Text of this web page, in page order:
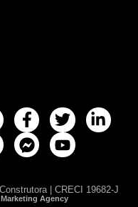
| CRECI 19682-J
Agency